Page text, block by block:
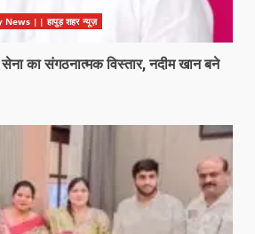
News || हापुड़ शहर न्यूज़
का संगठनात्मक विस्तार, नदीम खान बने